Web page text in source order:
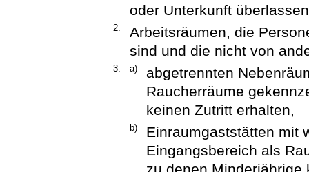
oder Unterkunft
2.
Arbeitsräumen, die
sind und die nicht von
3. a)
abgetrennten
Raucherräume
keinen Zutritt erhalten,
b)
Einraumgaststätten mit
Eingangsbereich als
zu denen Minderjährige